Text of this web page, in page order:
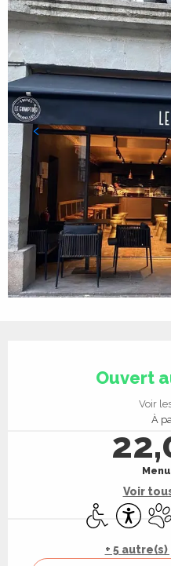
Ouvert
Voir
À
Voir
Accès
+ 5